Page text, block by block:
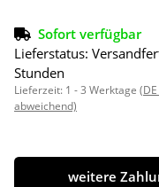
Sofort verfügbar
Lieferstatus:
Stunden
Lieferzeit: 1 - 3 Werktage
abweichend)
weitere